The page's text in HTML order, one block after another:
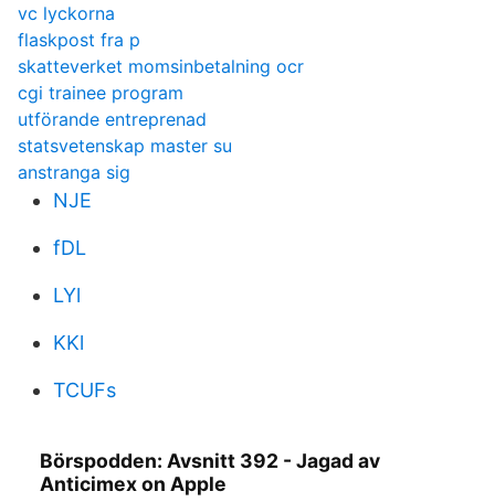
vc lyckorna
flaskpost fra p
skatteverket momsinbetalning ocr
cgi trainee program
utförande entreprenad
statsvetenskap master su
anstranga sig
NJE
fDL
LYl
KKl
TCUFs
‎Börspodden: Avsnitt 392 - Jagad av
Anticimex on Apple